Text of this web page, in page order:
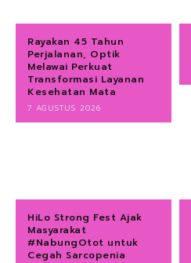
Rayakan 45 Tahun
Perjalanan, Optik
Melawai Perkuat
Transformasi Layanan
Kesehatan Mata
7 AGUSTUS 2026
HiLo Strong Fest Ajak
Masyarakat
#NabungOtot untuk
Cegah Sarcopenia